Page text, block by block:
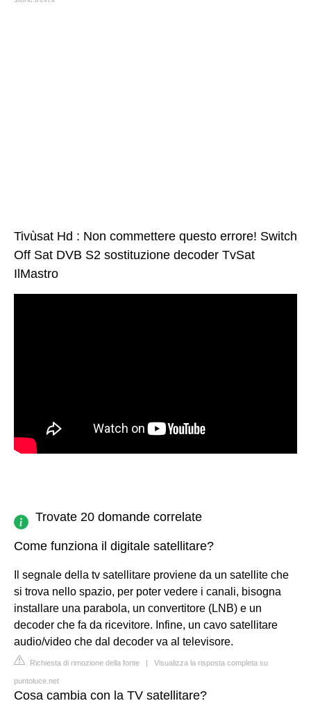
Tivùsat Hd : Non commettere questo errore! Switch
Off Sat DVB S2 sostituzione decoder TvSat
IlMastro
Trovate 20 domande correlate
Come funziona il digitale satellitare?
Il segnale della tv satellitare proviene da un satellite che
si trova nello spazio, per poter vedere i canali, bisogna
installare una parabola, un convertitore (LNB) e un
decoder che fa da ricevitore. Infine, un cavo satellitare
audio/video che dal decoder va al televisore.
Richiesta di rimozione della fonte | Visualizza la risposta completa su
puntoluce.net
Cosa cambia con la TV satellitare?